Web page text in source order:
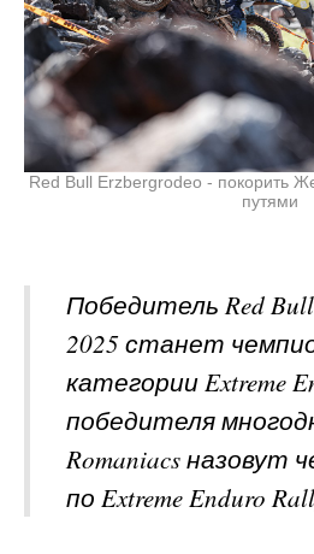
Red Bull Erzbergrodeo - покорить
путями
Победитель Red Bull
2025 станет
категории Extreme
победителя
Romaniacs назовут
по Extreme Enduro